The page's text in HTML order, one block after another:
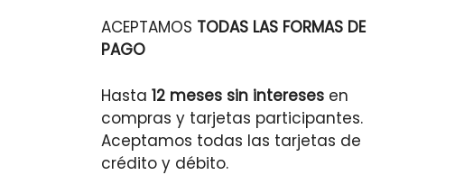
ACEPTAMOS TODAS LAS FORMAS DE
PAGO
Hasta 12 meses sin intereses en
compras y tarjetas participantes.
Aceptamos todas las tarjetas de
crédito y débito.